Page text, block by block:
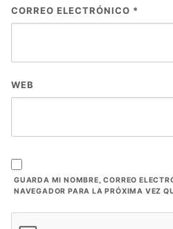
CORREO ELECTRÓNICO *
WEB
GUARDA MI NOMBRE, CORREO
NAVEGADOR PARA LA PRÓXIMA VEZ